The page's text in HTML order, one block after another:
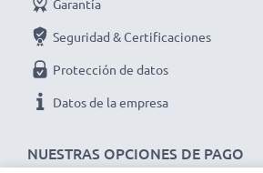
NUESTRAS OPCIONES DE PAGO
Garantía
Seguridad & Certificaciones
Protección de datos
Datos de la empresa